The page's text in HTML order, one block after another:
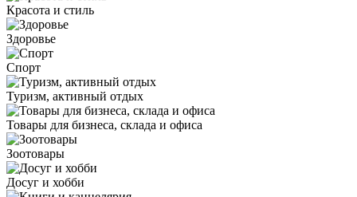
Красота и стиль
Здоровье
Спорт
Туризм, активный отдых
Товары для бизнеса, склада и офиса
Зоотовары
Досуг и хобби